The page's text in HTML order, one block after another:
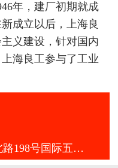
年，建厂初期就成
成立以后，上海良
义建设，针对国内
海良工参与了工业
济南天桥区历山北路198号国际五金机电城A区412号